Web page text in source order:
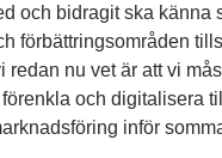
och bidragit ska känna
förbättringsområden
redan nu vet är att vi
och digitalisera
inför